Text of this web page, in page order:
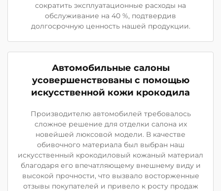
сократить эксплуатационные расходы на
обслуживание на 40 %, подтвердив
долгосрочную ценность нашей продукции.
Автомобильные салоны
усовершенствованы с помощью
искусственной кожи крокодила
Производителю автомобилей требовалось
сложное решение для отделки салона их
новейшей люксовой модели. В качестве
обивочного материала был выбран наш
искусственный крокодиловый кожаный материал
благодаря его впечатляющему внешнему виду и
высокой прочности, что вызвало восторженные
отзывы покупателей и привело к росту продаж